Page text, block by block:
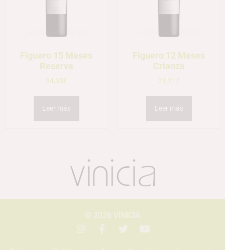
Figuero 15 Meses
Reserva
34,30€
Leer más
Figuero 12 Meses
Crianza
21,21 €
Leer más
© 2026 VINICIA